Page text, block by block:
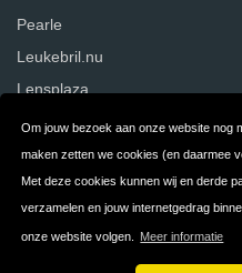
Om jouw bezoek aan onze website nog
maken zetten we cookies (en daarmee
Met deze cookies kunnen wij en derde
verzamelen en jouw internetgedrag
onze website volgen. Meer informatie
Pearle
Leukebril.nu
Lensplaza
Contact
Algemene